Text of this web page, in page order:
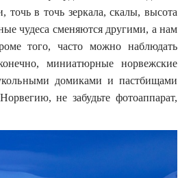
в точь зеркала, скалы, высота
чудеса сменяются другими, а нам
того, часто можно наблюдать
миниатюрные норвежские
домиками и пастбищами
не забудьте фотоаппарат,